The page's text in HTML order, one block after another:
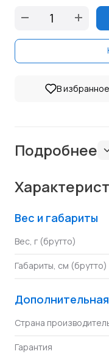
В избранное
Подробнее
Вес и габариты
Вес, г (брутто)
Габариты, см (брутто)
Страна
Гарантия